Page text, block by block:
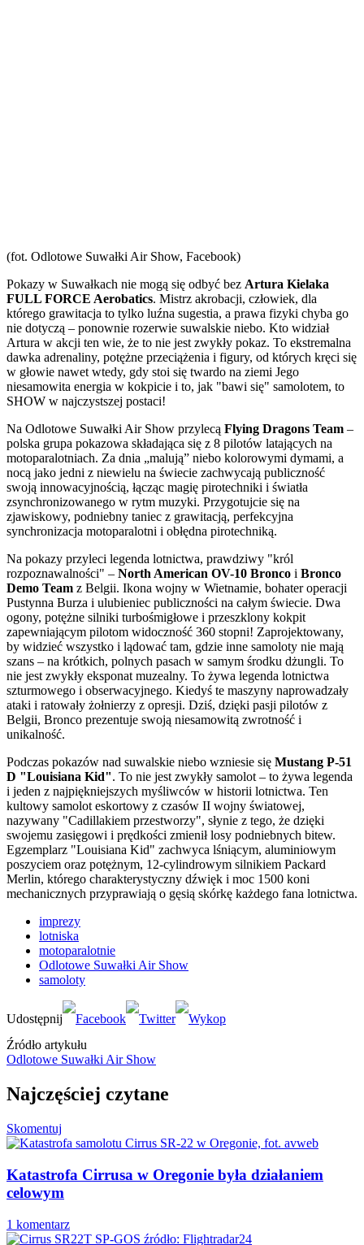
(fot. Odlotowe Suwałki Air Show, Facebook)
Pokazy w Suwałkach nie mogą się odbyć bez Artura Kielaka
FULL FORCE Aerobatics. Mistrz akrobacji, człowiek, dla
którego grawitacja to tylko luźna sugestia, a prawa fizyki chyba go
nie dotyczą – ponownie rozerwie suwalskie niebo. Kto widział
Artura w akcji ten wie, że to nie jest zwykły pokaz. To ekstremalna
dawka adrenaliny, potężne przeciążenia i figury, od których kręci się
w głowie nawet wtedy, gdy stoi się twardo na ziemi Jego
niesamowita energia w kokpicie i to, jak "bawi się" samolotem, to
SHOW w najczystszej postaci!
Na Odlotowe Suwałki Air Show przylecą Flying Dragons Team –
polska grupa pokazowa składająca się z 8 pilotów latających na
motoparalotniach. Za dnia „malują” niebo kolorowymi dymami, a
nocą jako jedni z niewielu na świecie zachwycają publiczność
swoją innowacyjnością, łącząc magię pirotechniki i światła
zsynchronizowanego w rytm muzyki. Przygotujcie się na
zjawiskowy, podniebny taniec z grawitacją, perfekcyjna
synchronizacja motoparalotni i obłędna pirotechniką.
Na pokazy przyleci legenda lotnictwa, prawdziwy "król
rozpoznawalności" – North American OV-10 Bronco i Bronco
Demo Team z Belgii. Ikona wojny w Wietnamie, bohater operacji
Pustynna Burza i ulubieniec publiczności na całym świecie. Dwa
ogony, potężne silniki turbośmigłowe i przeszklony kokpit
zapewniającym pilotom widoczność 360 stopni! Zaprojektowany,
by widzieć wszystko i lądować tam, gdzie inne samoloty nie mają
szans – na krótkich, polnych pasach w samym środku dżungli. To
nie jest zwykły eksponat muzealny. To żywa legenda lotnictwa
szturmowego i obserwacyjnego. Kiedyś te maszyny naprowadzały
ataki i ratowały żołnierzy z opresji. Dziś, dzięki pasji pilotów z
Belgii, Bronco prezentuje swoją niesamowitą zwrotność i
unikalność.
Podczas pokazów nad suwalskie niebo wzniesie się Mustang P-51
D "Louisiana Kid". To nie jest zwykły samolot – to żywa legenda
i jeden z najpiękniejszych myśliwców w historii lotnictwa. Ten
kultowy samolot eskortowy z czasów II wojny światowej,
nazywany "Cadillakiem przestworzy", słynie z tego, że dzięki
swojemu zasięgowi i prędkości zmienił losy podniebnych bitew.
Egzemplarz "Louisiana Kid" zachwyca lśniącym, aluminiowym
poszyciem oraz potężnym, 12-cylindrowym silnikiem Packard
Merlin, którego charakterystyczny dźwięk i moc 1500 koni
mechanicznych przyprawiają o gęsią skórkę każdego fana lotnictwa.
imprezy
lotniska
motoparalotnie
Odlotowe Suwałki Air Show
samoloty
Źródło artykułu
Odlotowe Suwałki Air Show
Najczęściej czytane
Skomentuj
Katastrofa Cirrusa w Oregonie była działaniem
celowym
1 komentarz